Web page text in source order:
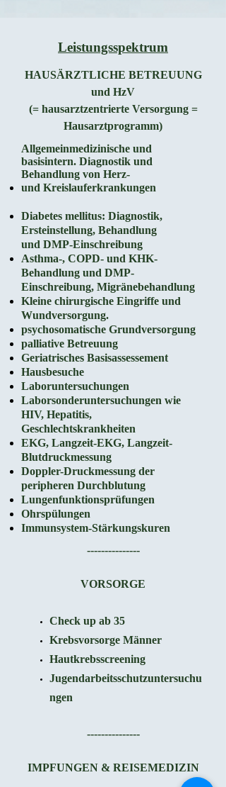
Leistungsspektrum
HAUSÄRZTLICHE BETREUUNG
und HzV
(= hausarztzentrierte Versorgung =
Hausarztprogramm)
Allgemeinmedizinische und
basisintern. Diagnostik und
Behandlung von Herz-
und Kreislauferkrankungen
Diabetes mellitus: Diagnostik,
Ersteinstellung, Behandlung
und DMP-Einschreibung
Asthma-, COPD- und KHK-
Behandlung und DMP-
Einschreibung, Migränebehandlung
Kleine chirurgische Eingriffe und
Wundversorgung.
psychosomatische Grundversorgung
palliative Betreuung
Geriatrisches Basisassessement
Hausbesuche
Laboruntersuchungen
Laborsonderuntersuchungen wie
HIV, Hepatitis,
Geschlechtskrankheiten
EKG, Langzeit-EKG, Langzeit-
Blutdruckmessung
Doppler-Druckmessung der
peripheren Durchblutung
Lungenfunktionsprüfungen
Ohrspülungen
Immunsystem-Stärkungskuren
---------------
VORSORGE
Check up ab 35
Krebsvorsorge Männer
Hautkrebsscreening
Jugendarbeitsschutzuntersuchu
ngen
---------------
IMPFUNGEN & REISEMEDIZIN